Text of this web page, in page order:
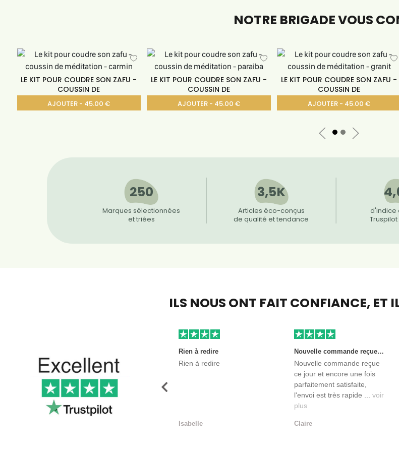
NOTRE BRIGADE VOUS
LE KIT POUR COUDRE SON ZAFU -
COUSSIN DE
AJOUTER - 45.00 €
LE KIT POUR COUDRE SON ZAFU -
COUSSIN DE
AJOUTER - 45.00 €
LE KIT POUR COUDRE SON ZAFU -
COUSSIN DE
AJOUTER - 45.00 €
250
Marques sélectionnées
et triées
3,5K
Articles éco-conçus
de qualité et tendance
d'indice
ILS NOUS ONT FAIT CONFIANCE, ET
Rien à redire
Rien à redire
Isabelle
Nouvelle commande reçue ce jour et encore une fois parfaitement satisfaite, l'envoi est très rapide et les produits sont toujours conditionnés de manière personnalisés. L'avantage de commander auprès de créateurs indépendants.
Nouvelle commande reçue
ce jour et encore une fois
parfaitement satisfaite,
l'envoi est très rapide ... voir
plus
Claire
Précédent